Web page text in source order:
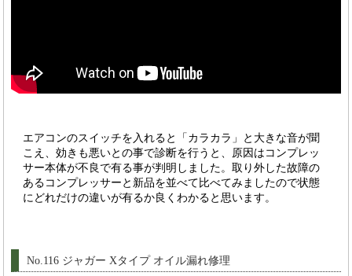
エアコンのスイッチを入れると「カラカラ」と大きな音が聞
こえ、効きも悪いとの事で診断を行うと、原因はコンプレッ
サー本体が不良で有る事が判明しました。取り外した故障の
あるコンプレッサーと新品を並べて比べてみましたので状態
にどれだけの違いが有るか良くわかると思います。
No.116 ジャガー Xタイプ オイル漏れ修理